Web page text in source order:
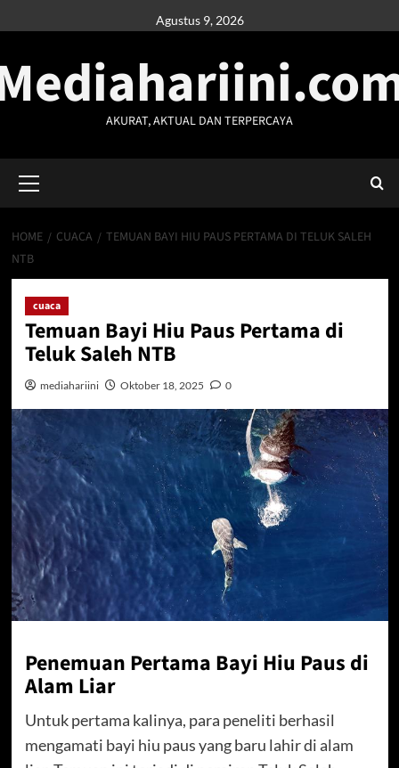
to
Agustus 9, 2026
AKURAT, AKTUAL DAN TERPERCAYA
Menu
HOME CUACA
TEMUAN BAYI HIU PAUS PERTAMA DI TELUK SALEH
NTB
cuaca
Temuan Bayi Hiu Paus Pertama di
Teluk Saleh NTB
mediahariini Oktober 18, 2025 0
Penemuan Pertama Bayi Hiu Paus di
Alam Liar
Untuk pertama kalinya, para peneliti berhasil
mengamati bayi hiu paus yang baru lahir di alam